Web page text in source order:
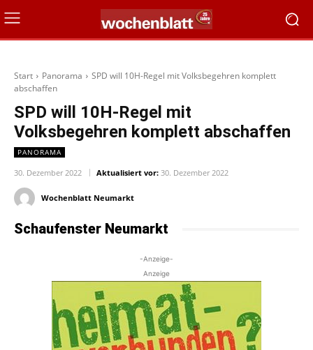
Start Panorama
SPD will 10H-Regel mit Volksbegehren komplett
abschaffen
SPD will 10H-Regel mit
Volksbegehren komplett abschaffen
PANORAMA
30. Dezember 2022 Aktualisiert vor: 30. Dezember 2022
Wochenblatt Neumarkt
Schaufenster Neumarkt
-Anzeige-
Anzeige